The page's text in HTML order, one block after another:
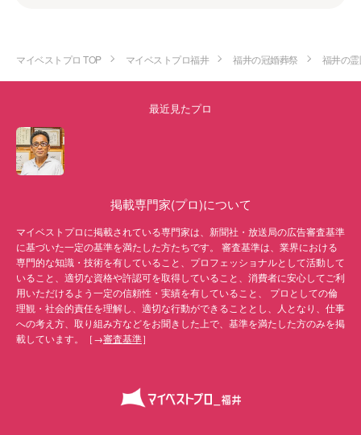
マイベストプロ TOP マイベストプロ福井 福井の冠婚葬祭 福井の
最近見たプロ
掲載専門家(プロ)について
マイベストプロに掲載されている専門家は、新聞社・放送局の広告審査基準
に基づいた一定の基準を満たした方たちです。 審査基準は、業界における
専門的な知識・技術を有していること、プロフェッショナルとして活動して
いること、適切な資格や許認可を取得していること、消費者に安心してご利
用いただけるよう一定の信頼性・実績を有していること、 プロとしての倫
理観・社会的責任を理解し、適切な行動ができることとし、人となり、仕事
への考え方、取り組み方などをお聞きした上で、基準を満たした方のみを掲
載しています。［→審査基準］